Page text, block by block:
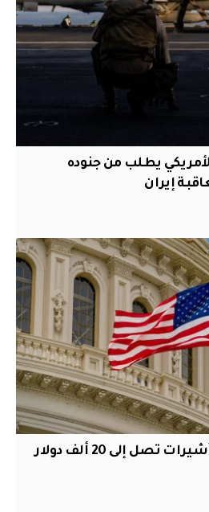
يطلب من جنوده
إيران
أميركا تقر سندات تأشيرات تصل إلى 20 ألف دولار